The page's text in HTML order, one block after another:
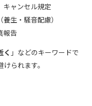
キャンセル規定
生・騒音配慮）
報告
く 」などのキーワードで
られます。